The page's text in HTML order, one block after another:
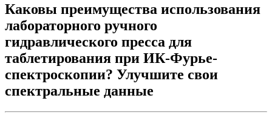
Каковы преимущества использования
лабораторного ручного
гидравлического пресса для
таблетирования при ИК-Фурье-
спектроскопии? Улучшите свои
спектральные данные